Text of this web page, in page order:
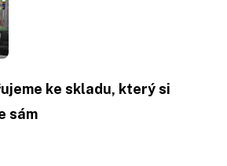
ke skladu, který si
sám